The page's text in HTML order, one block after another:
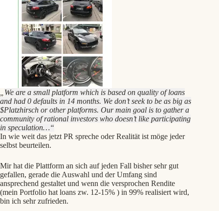
We are a small platform which is based on quality of loans
and had 0 defaults in 14 months. We don’t seek to be as big as
$Platzhirsch or other platforms. Our main goal is to gather a
community of rational investors who doesn’t like participating
in speculation…“
In wie weit das jetzt PR spreche oder Realität ist möge jeder
selbst beurteilen.
Mir hat die Plattform an sich auf jeden Fall bisher sehr gut
gefallen, gerade die Auswahl und der Umfang sind
ansprechend gestaltet und wenn die versprochen Rendite
(mein Portfolio hat loans zw. 12-15% ) in 99% realisiert wird,
bin ich sehr zufrieden.